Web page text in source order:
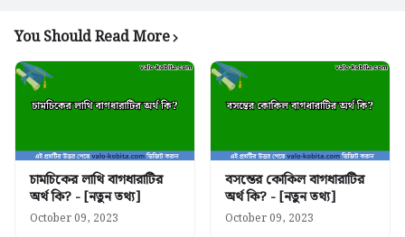
You Should Read More
চামচিকের লাথি বাগধারাটির
অর্থ কি? - [নতুন তথ্য]
October 09, 2023
বসন্তের কোকিল বাগধারাটির
অর্থ কি? - [নতুন তথ্য]
October 09, 2023